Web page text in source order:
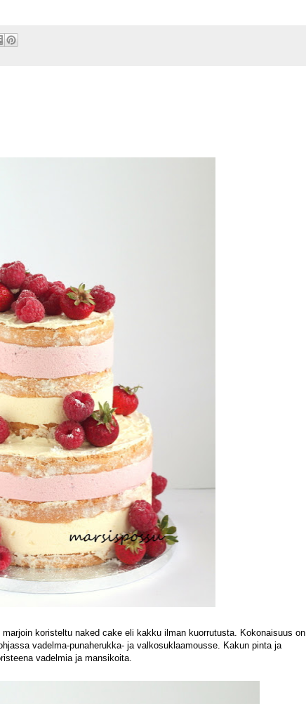
koristeltu naked cake eli kakku ilman kuorrutusta. Kokonaisuus on
vadelma-punaherukka- ja valkosuklaamousse. Kakun pinta ja
vadelmia ja mansikoita.